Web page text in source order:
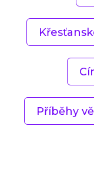
Příběhy